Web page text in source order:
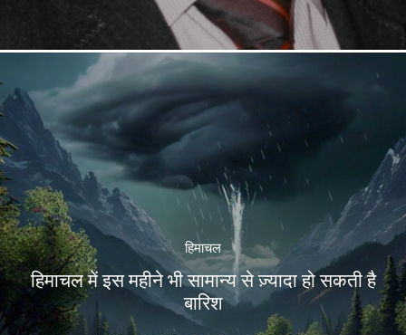
हिमाचल
हिमाचल में इस महीने भी सामान्य से ज़्यादा हो सकती है
बारिश